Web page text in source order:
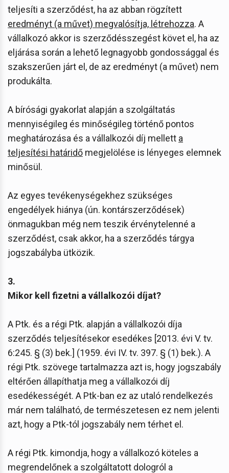
teljesíti a szerződést, ha az abban rögzített
eredményt (a művet) megvalósítja, létrehozza. A
vállalkozó akkor is szerződésszegést követ el, ha az
eljárása során a lehető legnagyobb gondossággal és
szakszerűen járt el, de az eredményt (a művet) nem
produkálta.
A bírósági gyakorlat alapján a szolgáltatás
mennyiségileg és minőségileg történő pontos
meghatározása és a vállalkozói díj mellett a
teljesítési határidő megjelölése is lényeges elemnek
minősül.
Az egyes tevékenységekhez szükséges
engedélyek hiánya (ún. kontárszerződések)
önmagukban még nem teszik érvénytelenné a
szerződést, csak akkor, ha a szerződés tárgya
jogszabályba ütközik.
3.
Mikor kell fizetni a vállalkozói díjat?
A Ptk. és a régi Ptk. alapján a vállalkozói díja
szerződés teljesítésekor esedékes [2013. évi V. tv.
6:245. § (3) bek.] (1959. évi IV. tv. 397. § (1) bek.). A
régi Ptk. szövege tartalmazza azt is, hogy jogszabály
eltérően állapíthatja meg a vállalkozói díj
esedékességét. A Ptk-ban ez az utaló rendelkezés
már nem található, de természetesen ez nem jelenti
azt, hogy a Ptk-tól jogszabály nem térhet el.
A régi Ptk. kimondja, hogy a vállalkozó köteles a
megrendelőnek a szolgáltatott dologról a